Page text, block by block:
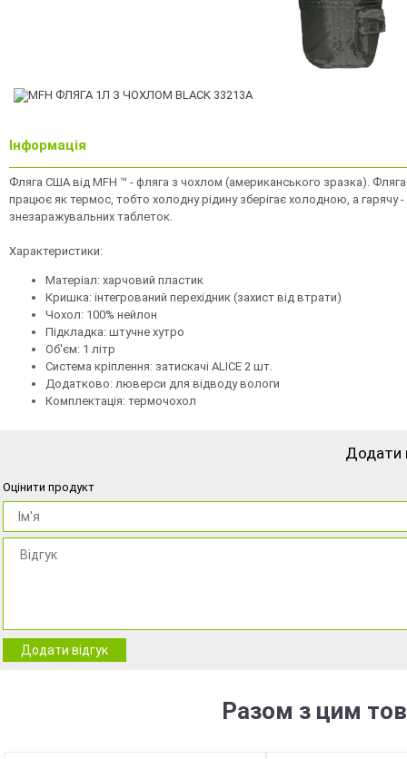
Інформація
Фляга США від MFH ™ - фляга з чохлом (американського зразка).
працює як термос, тобто холодну рідину зберігає холодною, а
знезаражувальних таблеток.
Характеристики:
Матеріал: харчовий пластик
Кришка: інтегрований перехідник (захист від втрати)
Чохол: 100% нейлон
Підкладка: штучне хутро
Об'єм: 1 літр
Система кріплення: затискачі ALICE 2 шт.
Додатково: люверси для відводу вологи
Комплектація: термочохол
Додати
Оцінити продукт
Додати відгук
Разом з цим